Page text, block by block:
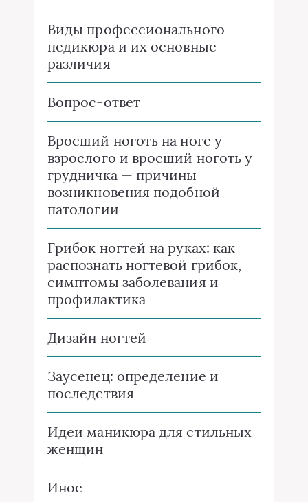
Виды профессионального
педикюра и их основные
различия
Вопрос-ответ
Вросший ноготь на ноге у
взрослого и вросший ноготь у
грудничка — причины
возникновения подобной
патологии
Грибок ногтей на руках: как
распознать ногтевой грибок,
симптомы заболевания и
профилактика
Дизайн ногтей
Заусенец: определение и
последствия
Идеи маникюра для стильных
женщин
Иное